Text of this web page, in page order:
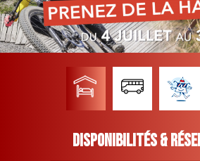
Disponibilités &